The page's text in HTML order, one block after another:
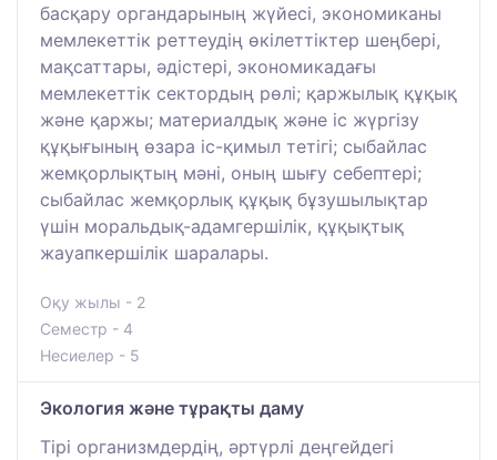
басқару органдарының жүйесі, экономиканы
мемлекеттік реттеудің өкілеттіктер шеңбері,
мақсаттары, әдістері, экономикадағы
мемлекеттік сектордың рөлі; қаржылық құқық
және қаржы; материалдық және іс жүргізу
құқығының өзара іс-қимыл тетігі; сыбайлас
жемқорлықтың мәні, оның шығу себептері;
сыбайлас жемқорлық құқық бұзушылықтар
үшін моральдық-адамгершілік, құқықтық
жауапкершілік шаралары.
Оқу жылы - 2
Семестр - 4
Несиелер - 5
Экология және тұрақты даму
Тірі организмдердің, әртүрлі деңгейдегі